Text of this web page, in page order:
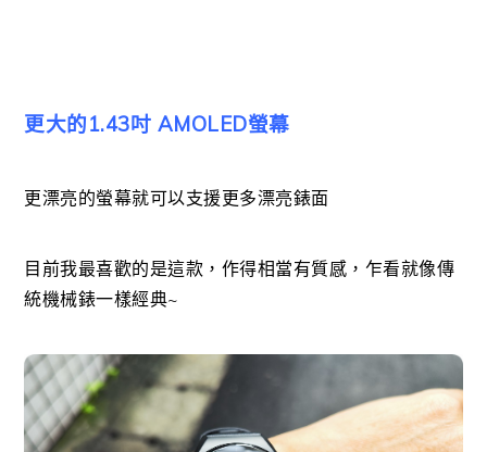
更大的1.43吋 AMOLED螢幕
更漂亮的螢幕就可以支援更多漂亮錶面
目前我最喜歡的是這款，作得相當有質感，乍看就像傳
統機械錶一樣經典~